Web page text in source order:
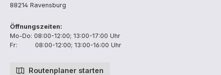
88214 Ravensburg
Öffnungszeiten:
Mo-Do: 08:00-12:00; 13:00-17:00 Uhr
Fr: 08:00-12:00; 13:00-16:00 Uhr
Routenplaner starten